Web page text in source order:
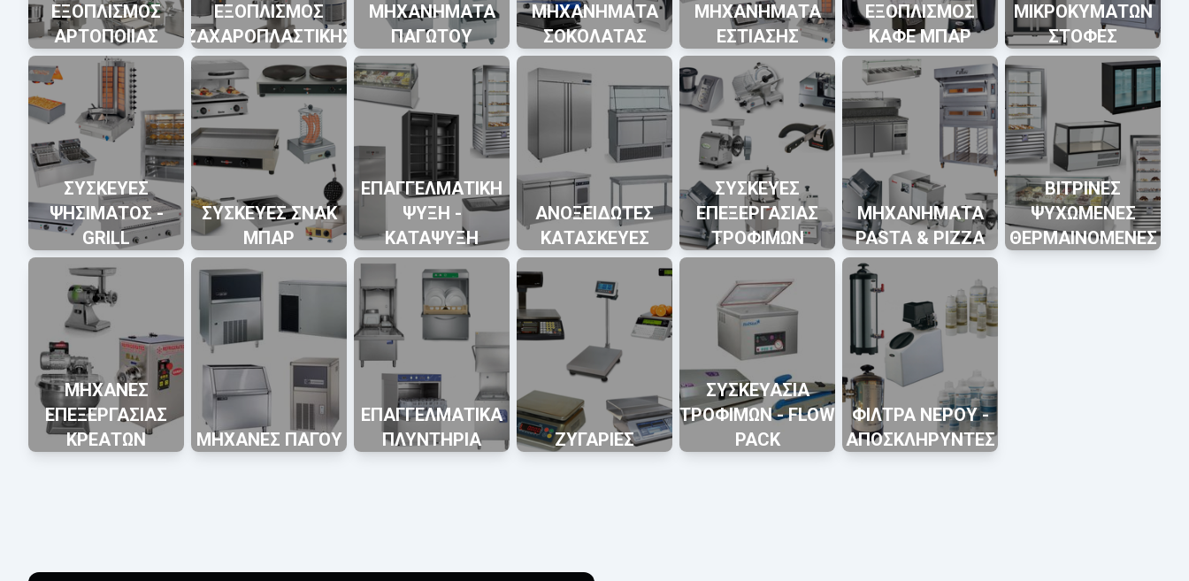
ΕΞΟΠΛΙΣΜΟΣ
ΑΡΤΟΠΟΙΙΑΣ
ΕΞΟΠΛΙΣΜΟΣ
ΖΑΧΑΡΟΠΛΑΣΤΙΚΗΣ
ΜΗΧΑΝΗΜΑΤΑ
ΠΑΓΩΤΟΥ
ΜΗΧΑΝΗΜΑΤΑ
ΣΟΚΟΛΑΤΑΣ
ΜΗΧΑΝΗΜΑΤΑ
ΕΣΤΙΑΣΗΣ
ΕΞΟΠΛΙΣΜΟΣ
ΚΑΦΕ ΜΠΑΡ
ΜΙΚΡΟΚΥΜΑΤΩΝ
ΣΤΟΦΕΣ
ΣΥΣΚΕΥΕΣ
ΨΗΣΙΜΑΤΟΣ -
GRILL
ΣΥΣΚΕΥΕΣ ΣΝΑΚ
ΜΠΑΡ
ΕΠΑΓΓΕΛΜΑΤΙΚΗ
ΨΥΞΗ -
ΚΑΤΑΨΥΞΗ
ΑΝΟΞΕΙΔΩΤΕΣ
ΚΑΤΑΣΚΕΥΕΣ
ΣΥΣΚΕΥΕΣ
ΕΠΕΞΕΡΓΑΣΙΑΣ
ΤΡΟΦΙΜΩΝ
ΜΗΧΑΝΗΜΑΤΑ
PASTA & PIZZA
ΒΙΤΡΙΝΕΣ
ΨΥΧΩΜΕΝΕΣ
ΘΕΡΜΑΙΝΟΜΕΝΕΣ
ΜΗΧΑΝΕΣ
ΕΠΕΞΕΡΓΑΣΙΑΣ
ΚΡΕΑΤΩΝ
ΜΗΧΑΝΕΣ ΠΑΓΟΥ
ΕΠΑΓΓΕΛΜΑΤΙΚΑ
ΠΛΥΝΤΗΡΙΑ
ΖΥΓΑΡΙΕΣ
ΣΥΣΚΕΥΑΣΙΑ
ΤΡΟΦΙΜΩΝ - FLOW
PACK
ΦΙΛΤΡΑ ΝΕΡΟΥ -
ΑΠΟΣΚΛΗΡΥΝΤΕΣ